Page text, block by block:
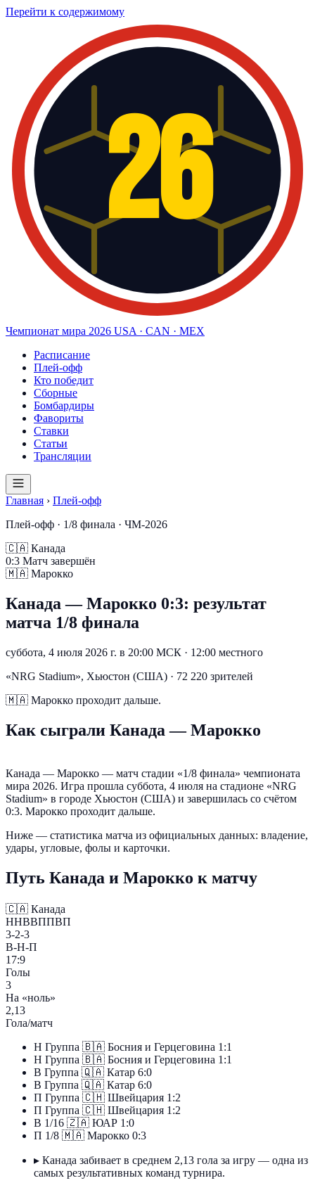
Перейти к содержимому
26
Чемпионат мира 2026 USA · CAN · MEX
Расписание
Плей-офф
Кто победит
Сборные
Бомбардиры
Фавориты
Ставки
Статьи
Трансляции
Главная › Плей-офф
Плей-офф · 1/8 финала · ЧМ-2026
🇨🇦 Канада
0:3 Матч завершён
🇲🇦 Марокко
Канада — Марокко 0:3: результат
матча 1/8 финала
суббота, 4 июля 2026 г. в 20:00 МСК · 12:00 местного
«NRG Stadium», Хьюстон (США) · 72 220 зрителей
🇲🇦 Марокко проходит дальше.
Как сыграли Канада — Марокко
Канада — Марокко — матч стадии «1/8 финала» чемпионата
мира 2026. Игра прошла суббота, 4 июля на стадионе «NRG
Stadium» в городе Хьюстон (США) и завершилась со счётом
0:3. Марокко проходит дальше.
Ниже — статистика матча из официальных данных: владение,
удары, угловые, фолы и карточки.
Путь Канада и Марокко к матчу
🇨🇦 Канада
ННВВППВП
3-2-3
В-Н-П
17:9
Голы
3
На «ноль»
2,13
Гола/матч
Н Группа 🇧🇦 Босния и Герцеговина 1:1
Н Группа 🇧🇦 Босния и Герцеговина 1:1
В Группа 🇶🇦 Катар 6:0
В Группа 🇶🇦 Катар 6:0
П Группа 🇨🇭 Швейцария 1:2
П Группа 🇨🇭 Швейцария 1:2
В 1/16 🇿🇦 ЮАР 1:0
П 1/8 🇲🇦 Марокко 0:3
▸ Канада забивает в среднем 2,13 гола за игру — одна из
самых результативных команд турнира.